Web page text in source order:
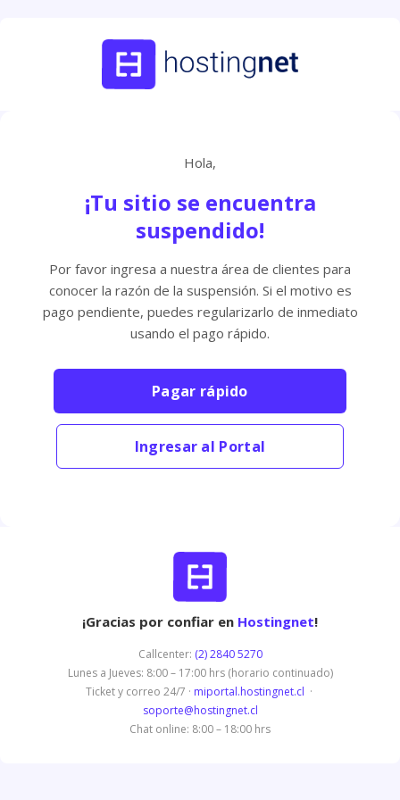
Hola,
¡Tu sitio se encuentra
suspendido!
Por favor ingresa a nuestra área de clientes para
conocer la razón de la suspensión. Si el motivo es
pago pendiente, puedes regularizarlo de inmediato
usando el pago rápido.
Pagar rápido
Ingresar al Portal
¡Gracias por confiar en Hostingnet!
Callcenter: (2) 2840 5270
Lunes a Jueves: 8:00 – 17:00 hrs (horario continuado)
Ticket y correo 24/7 · miportal.hostingnet.cl ·
soporte@hostingnet.cl
Chat online: 8:00 – 18:00 hrs